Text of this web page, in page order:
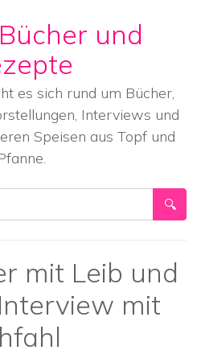
und
es sich rund um Bücher,
Interviews und
Speisen aus Topf und
mit Leib und
mit